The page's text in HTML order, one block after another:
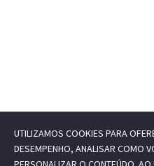
UTILIZAMOS COOKIES PARA
DESEMPENHO, ANALISAR COMO